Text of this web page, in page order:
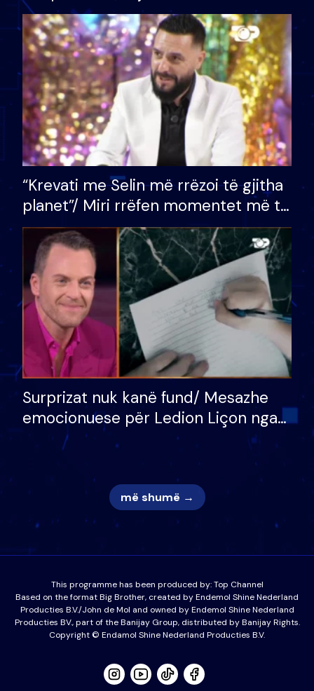
bashkëshorten: S’kemi ndonjë letër
divorci apo jo?
“Krevati me Selin më rrëzoi të gjitha
planet”/ Miri rrëfen momentet më të
bukura në shtëpinë e BB VIP: Do më
mungojë zilja e mëngjesit kur…
Surprizat nuk kanë fund/ Mesazhe
emocionuese për Ledion Liçon nga
nëna dhe fëmijët e tij, moderatori
nuk i mban dot lotët: Nuk meritoj…
më shumë →
This programme has been produced by:Top Channel
Based on the format Big Brother, created by Endemol Shine Nederland
Producties B.V./John de Mol and owned by Endemol Shine Nederland
Producties BV., part of the Banijay Group, distributed by Banijay Rights.
Copyright © Endamol Shine Nederland Producties B.V.